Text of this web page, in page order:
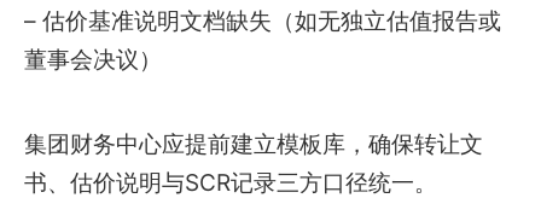
– 估价基准说明文档缺失（如无独立估值报告或
董事会决议）
集团财务中心应提前建立模板库，确保转让文
书、估价说明与SCR记录三方口径统一。